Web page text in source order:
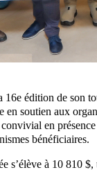
édition de son
en soutien aux
en
bénéficiaires.
s’élève à 10 810